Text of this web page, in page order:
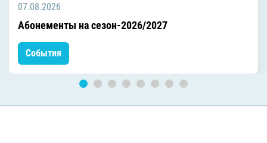
07.08.2026
Абонементы на сезон-2026/2027
События